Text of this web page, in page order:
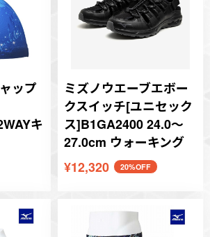
ップ
キ
ミズノウエーブエボー
クスイッチ[ユニセック
ス]B1GA2400 24.0～
27.0cm ウォーキング
¥12,320
20%OFF